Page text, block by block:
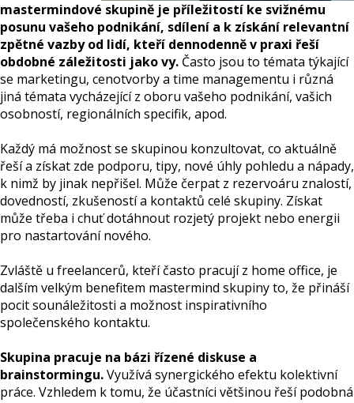
mastermindové skupině je příležitostí ke svižnému
posunu vašeho podnikání, sdílení a k získání relevantní
zpětné vazby od lidí, kteří dennodenně v praxi řeší
obdobné záležitosti jako vy. Často jsou to témata týkající
se marketingu, cenotvorby a time managementu i různá
jiná témata vycházející z oboru vašeho podnikání, vašich
osobností, regionálních specifik, apod.
Každý má možnost se skupinou konzultovat, co aktuálně
řeší a získat zde podporu, tipy, nové úhly pohledu a nápady,
k nimž by jinak nepřišel. Může čerpat z rezervoáru znalostí,
dovedností, zkušeností a kontaktů celé skupiny. Získat
může třeba i chuť dotáhnout rozjetý projekt nebo energii
pro nastartování nového.
Zvláště u freelancerů, kteří často pracují z home office, je
dalším velkým benefitem mastermind skupiny to, že přináší
pocit sounáležitosti a možnost inspirativního
společenského kontaktu.
Skupina pracuje na bázi řízené diskuse a
brainstormingu.Využívá synergického efektu kolektivní
práce. Vzhledem k tomu, že účastníci většinou řeší podobná